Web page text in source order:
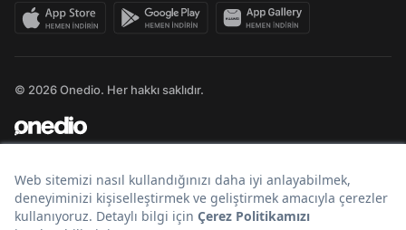
© 2026 Onedio. Her hakkı saklıdır.
Bir markasıdır.